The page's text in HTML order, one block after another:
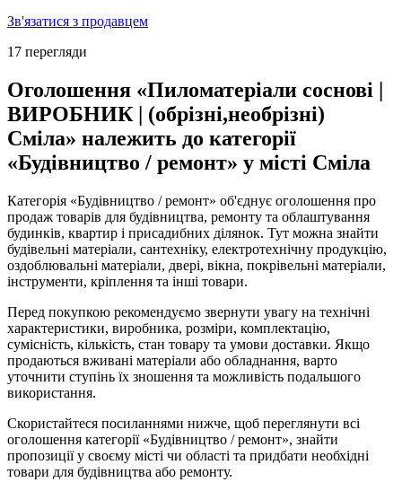
Зв'язатися з продавцем
17 перегляди
Оголошення «Пиломатеріали соснові |
ВИРОБНИК | (обрізні,необрізні)
Сміла» належить до категорії
«Будівництво / ремонт» у місті Сміла
Категорія «Будівництво / ремонт» об'єднує оголошення про
продаж товарів для будівництва, ремонту та облаштування
будинків, квартир і присадибних ділянок. Тут можна знайти
будівельні матеріали, сантехніку, електротехнічну продукцію,
оздоблювальні матеріали, двері, вікна, покрівельні матеріали,
інструменти, кріплення та інші товари.
Перед покупкою рекомендуємо звернути увагу на технічні
характеристики, виробника, розміри, комплектацію,
сумісність, кількість, стан товару та умови доставки. Якщо
продаються вживані матеріали або обладнання, варто
уточнити ступінь їх зношення та можливість подальшого
використання.
Скористайтеся посиланнями нижче, щоб переглянути всі
оголошення категорії «Будівництво / ремонт», знайти
пропозиції у своєму місті чи області та придбати необхідні
товари для будівництва або ремонту.